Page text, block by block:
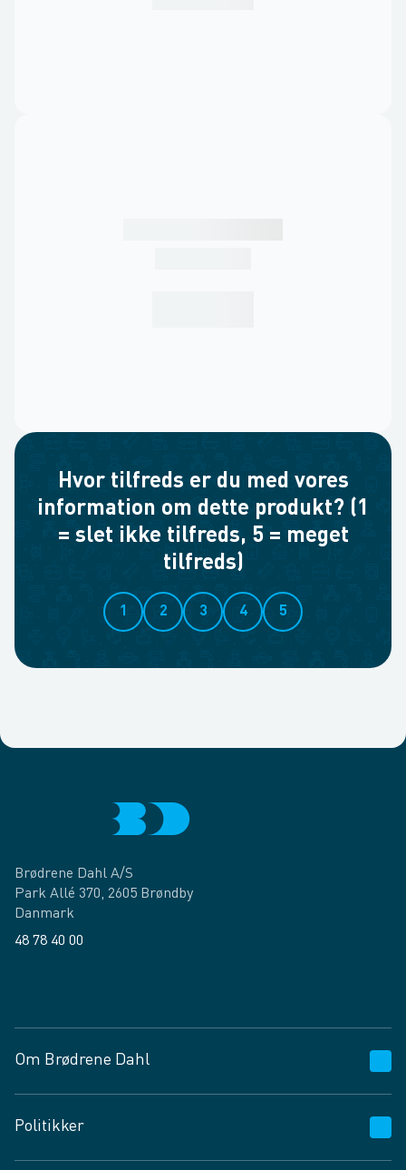
Hvor tilfreds er du med vores
information om dette produkt? (1
= slet ikke tilfreds, 5 = meget
tilfreds)
1 2 3 4 5
Brødrene Dahl A/S
Park Allé 370, 2605 Brøndby
Danmark
48 78 40 00
Om Brødrene Dahl
Vagttelefon 30 10 89 89
Spørgsmål og svar
Politikker